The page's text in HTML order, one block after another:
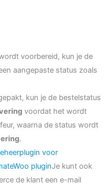
voorbereid, kun je de
aangepaste status zoals
kun je de bestelstatus
voordat het wordt
waarna de status wordt
.
voor
pluginJe kunt ook
de klant een e-mail